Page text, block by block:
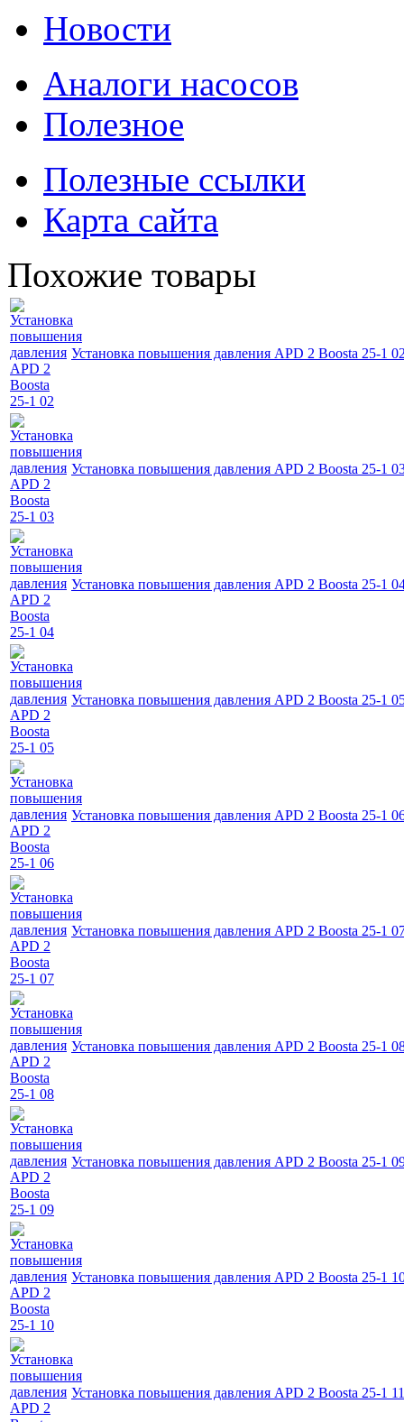
Новости
Аналоги насосов
Полезное
Полезные ссылки
Карта сайта
Похожие товары
Установка повышения давления APD 2 Boosta 25-1
Установка повышения давления APD 2 Boosta 25-1
Установка повышения давления APD 2 Boosta 25-1
Установка повышения давления APD 2 Boosta 25-1
Установка повышения давления APD 2 Boosta 25-1
Установка повышения давления APD 2 Boosta 25-1
Установка повышения давления APD 2 Boosta 25-1
Установка повышения давления APD 2 Boosta 25-1
Установка повышения давления APD 2 Boosta 25-1
Установка повышения давления APD 2 Boosta 25-1 11